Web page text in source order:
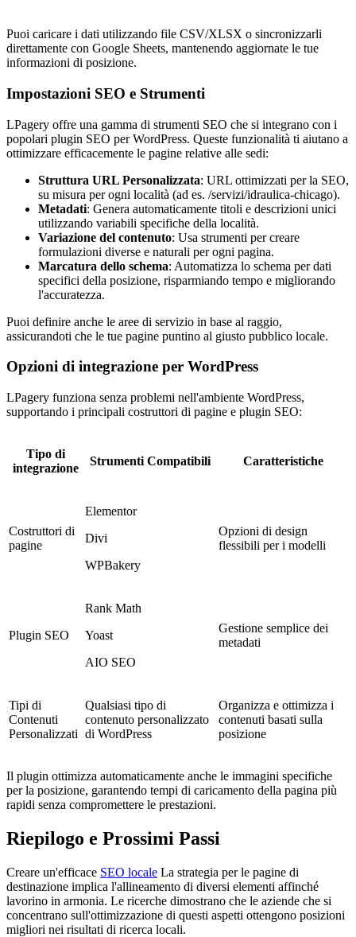
Puoi caricare i dati utilizzando file CSV/XLSX o sincronizzarli
direttamente con Google Sheets, mantenendo aggiornate le tue
informazioni di posizione.
Impostazioni SEO e Strumenti
LPagery offre una gamma di strumenti SEO che si integrano con i
popolari plugin SEO per WordPress. Queste funzionalità ti aiutano a
ottimizzare efficacemente le pagine relative alle sedi:
Struttura URL Personalizzata: URL ottimizzati per la SEO,
su misura per ogni località (ad es. /servizi/idraulica-chicago).
Metadati: Genera automaticamente titoli e descrizioni unici
utilizzando variabili specifiche della località.
Variazione del contenuto: Usa strumenti per creare
formulazioni diverse e naturali per ogni pagina.
Marcatura dello schema: Automatizza lo schema per dati
specifici della posizione, risparmiando tempo e migliorando
l'accuratezza.
Puoi definire anche le aree di servizio in base al raggio,
assicurandoti che le tue pagine puntino al giusto pubblico locale.
Opzioni di integrazione per WordPress
LPagery funziona senza problemi nell'ambiente WordPress,
supportando i principali costruttori di pagine e plugin SEO:
Tipo di
integrazione
Strumenti Compatibili Caratteristiche
Costruttori di
pagine
Elementor
Divi
WPBakery
Opzioni di design
flessibili per i modelli
Plugin SEO
Rank Math
Yoast
AIO SEO
Gestione semplice dei
metadati
Tipi di
Contenuti
Personalizzati
Qualsiasi tipo di
contenuto personalizzato
di WordPress
Organizza e ottimizza i
contenuti basati sulla
posizione
Il plugin ottimizza automaticamente anche le immagini specifiche
per la posizione, garantendo tempi di caricamento della pagina più
rapidi senza compromettere le prestazioni.
Riepilogo e Prossimi Passi
Creare un'efficace SEO locale La strategia per le pagine di
destinazione implica l'allineamento di diversi elementi affinché
lavorino in armonia. Le ricerche dimostrano che le aziende che si
concentrano sull'ottimizzazione di questi aspetti ottengono posizioni
migliori nei risultati di ricerca locali.